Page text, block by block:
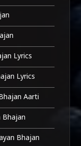
Lyrics
Lyrics
Aarti
Bhajan
Bhajan